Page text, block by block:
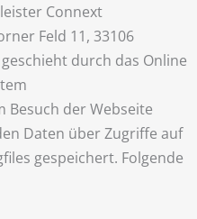
Connext
Feld 11, 33106
durch das Online
Besuch der Webseite
Daten über Zugriffe auf
gespeichert. Folgende